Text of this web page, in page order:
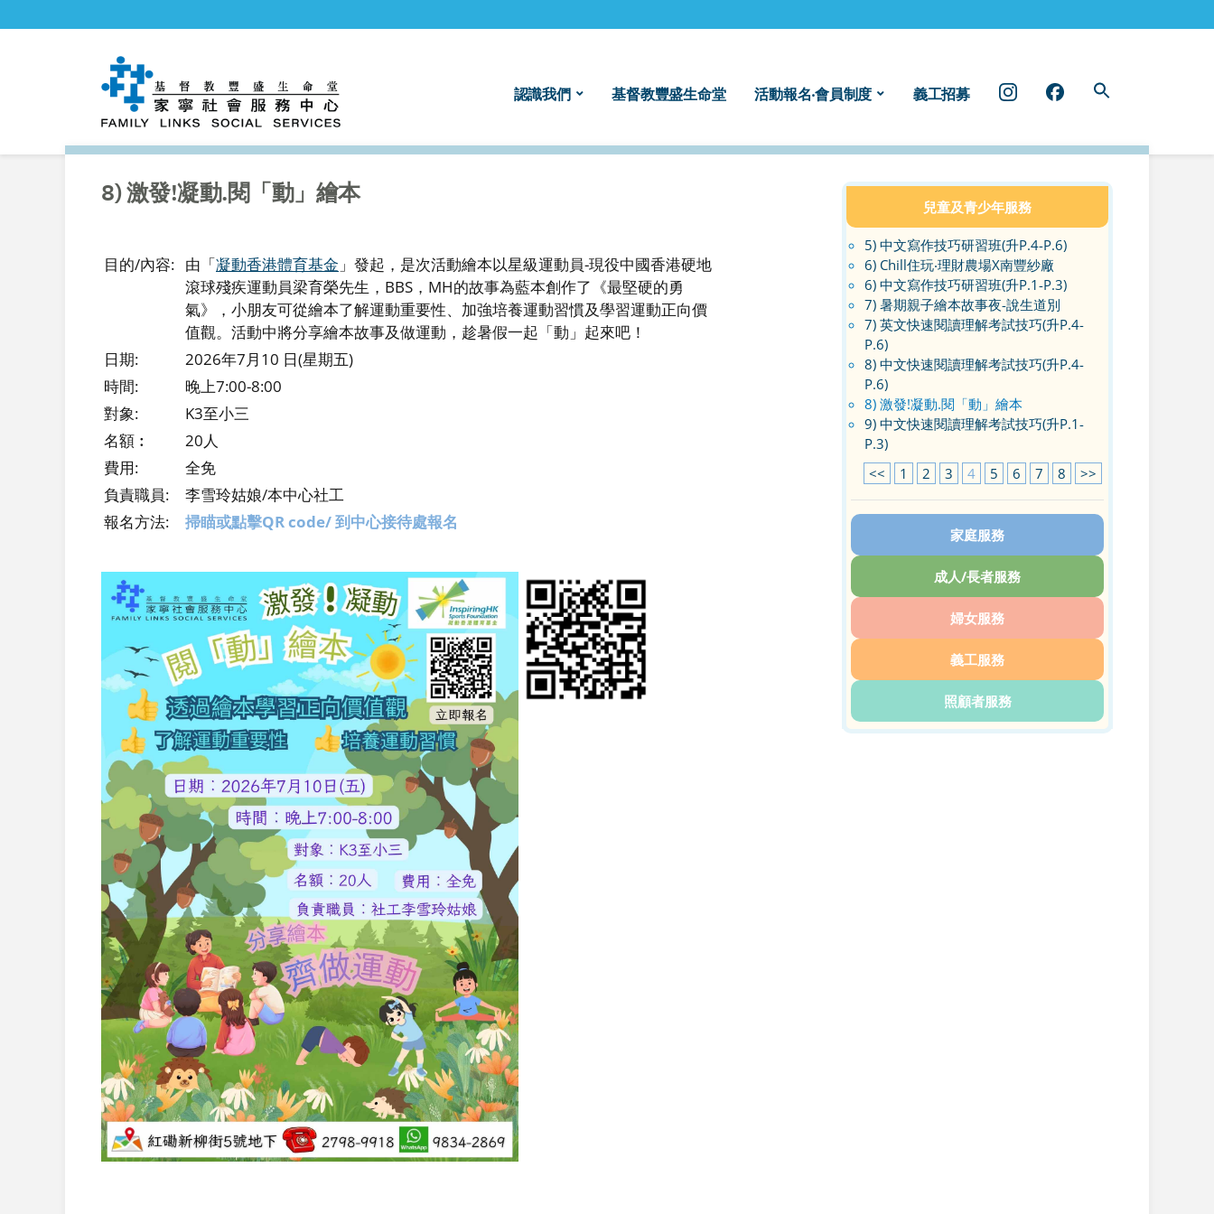
認識我們 基督教豐盛生命堂 活動報名‧會員制度 義工招募 instragramfacebook
8) 激發!凝動.閱「動」繪本
目的/內容: 由「凝動香港體育基金 」發起，是次活動繪本以星級運動員-現役中國香港硬地
滾球殘疾運動員梁育榮先生，BBS，MH的故事為藍本創作了《最堅硬的勇
氣》，小朋友可從繪本了解運動重要性、加強培養運動習慣及學習運動正向價
值觀。活動中將分享繪本故事及做運動，趁暑假一起「動」起來吧！
日期:
2026年7月10 日(星期五)
時間:
晚上7:00-8:00
對象:
K3至小三
名額︰
20人
費用:
全免
負責職員:
李雪玲姑娘/本中心社工
報名方法:
掃瞄或點擊QR code/ 到中心接待處報名
兒童及青少年服務
5) 中文寫作技巧研習班(升P.4-P.6)
6) Chill住玩‧理財農場X南豐紗廠
6) 中文寫作技巧研習班(升P.1-P.3)
7) 暑期親子繪本故事夜-說生道別
7) 英文快速閱讀理解考試技巧(升P.4-
P.6)
8) 中文快速閱讀理解考試技巧(升P.4-
P.6)
8) 激發!凝動.閱「動」繪本
9) 中文快速閱讀理解考試技巧(升P.1-
P.3)
<<
1 2 3 4 5 6 7 8 >>
家庭服務
成人/長者服務
婦女服務
義工服務
照顧者服務